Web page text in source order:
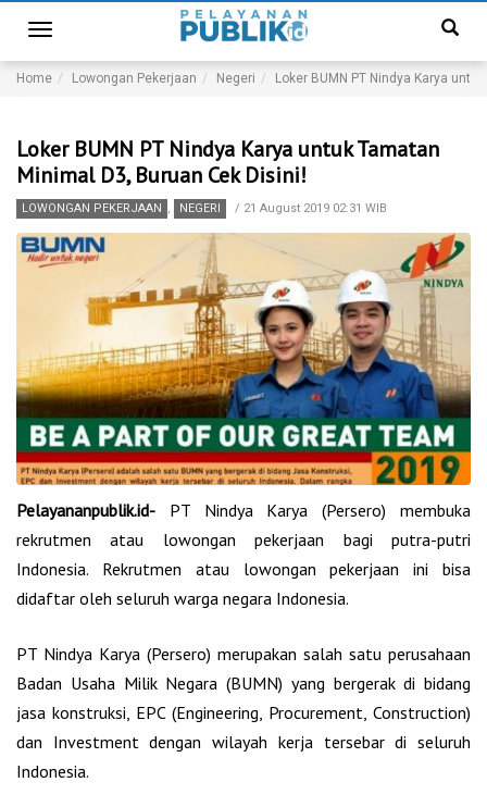
Toggle
navigation
Home Lowongan Pekerjaan Negeri Loker BUMN PT Nindya Karya
Loker BUMN PT Nindya Karya untuk Tamatan
Minimal D3, Buruan Cek Disini!
LOWONGAN PEKERJAAN , NEGERI / 21 August 2019 02:31 WIB
Pelayananpublik.id- PT Nindya Karya (Persero) membuka
rekrutmen atau lowongan pekerjaan bagi putra-putri
Indonesia. Rekrutmen atau lowongan pekerjaan ini bisa
didaftar oleh seluruh warga negara Indonesia.
PT Nindya Karya (Persero) merupakan salah satu perusahaan
Badan Usaha Milik Negara (BUMN) yang bergerak di bidang
jasa konstruksi, EPC (Engineering, Procurement, Construction)
dan Investment dengan wilayah kerja tersebar di seluruh
Indonesia.